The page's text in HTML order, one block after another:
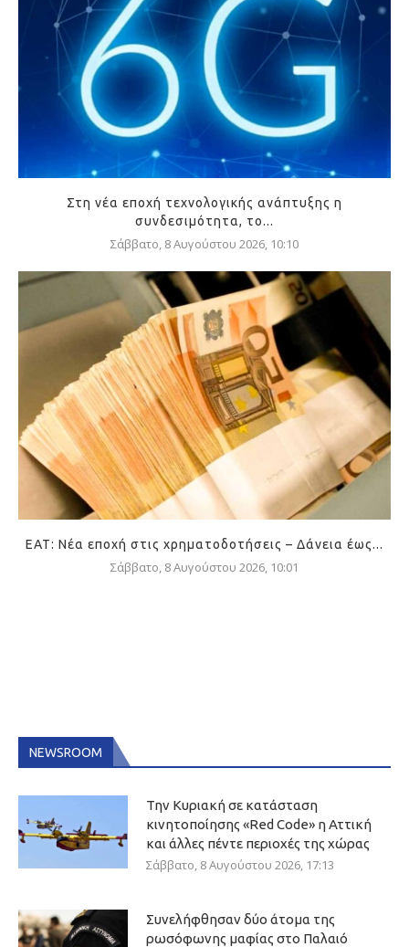
Στη νέα εποχή τεχνολογικής ανάπτυξης η
συνδεσιμότητα, το...
Σάββατο, 8 Αυγούστου 2026, 10:10
ΕΑΤ: Νέα εποχή στις χρηματοδοτήσεις – Δάνεια έως...
Σάββατο, 8 Αυγούστου 2026, 10:01
NEWSROOM
Την Κυριακή σε κατάσταση
κινητοποίησης «Red Code» η Αττική
και άλλες πέντε περιοχές της χώρας
Σάββατο, 8 Αυγούστου 2026, 17:13
Συνελήφθησαν δύο άτομα της
ρωσόφωνης μαφίας στο Παλαιό